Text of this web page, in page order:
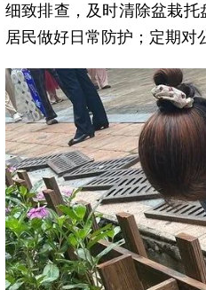
细致排查，及时清除盆栽
居民做好日常防护；定期对